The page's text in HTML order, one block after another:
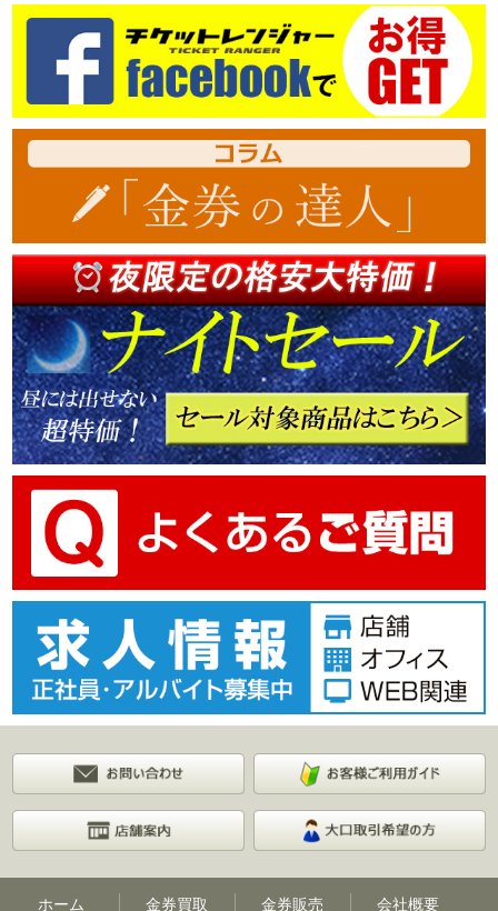
ホーム 金券買取 金券販売 会社概要